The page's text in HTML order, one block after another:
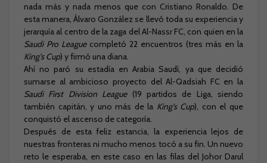
nada más y nada menos que con Cristiano Ronaldo. De
esta manera, Álvaro González se llevó toda su experiencia y
jerarquía al centro de la zaga del Al-Nassr FC, con quien en la
Saudi Pro Leaguecompletó 22 encuentros (tres más en la
King's Cup) y firmó una diana.
Ahí no paró su estadía en Arabia Saudí, ya que decidió
sumarse al ambicioso proyecto del Al-Qadsiah FC en la
Saudi First Division League(19 partidos de Liga, siendo
también capitán, y uno más de la King's Cup), con el que
conquistó el ascenso de categoría.
Después de esta feliz estancia, la experiencia lejos de
nuestras fronteras ni mucho menos tocó a su fin. Un nuevo
reto le esperaba, en este caso en las filas del Johor Darul